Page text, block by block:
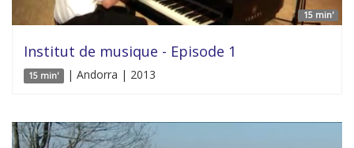
15 min'
Institut de musique - Episode 1
15 min' | Andorra | 2013